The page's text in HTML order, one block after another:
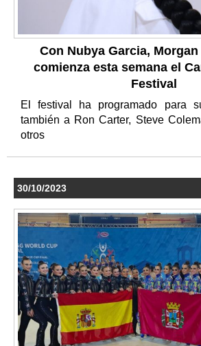
Con Nubya Garcia,
comienza esta semana el
Festival
El festival ha programado para
también a Ron Carter, Steve
otros
30/10/2023